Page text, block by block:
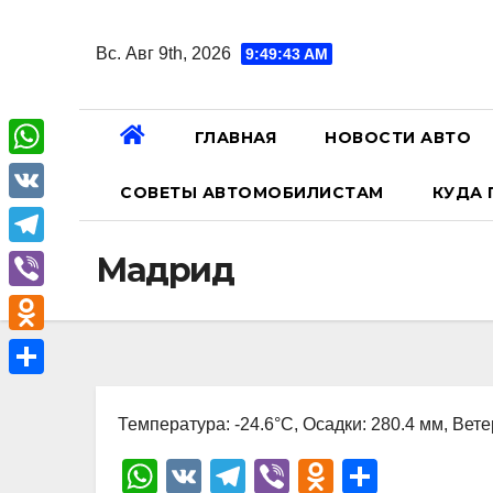
Вс. Авг 9th, 2026 9:49:43 AM
ГЛАВНАЯ НОВОСТИ АВТО
СОВЕТЫ АВТОМОБИЛИСТАМ КУДА
Мадрид
Температура: -24.6°C, Осадки: 280.4 мм,
W
V
T
Vi
O
W
h
a
A
V
K
T
e
l
e
V
i
b
O